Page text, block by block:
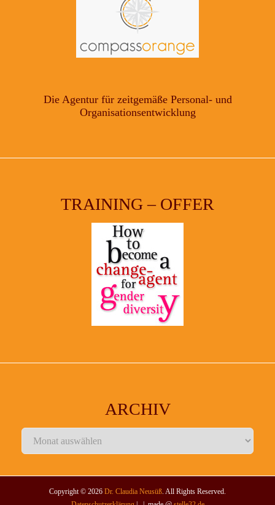
Die Agentur für zeitgemäße Personal- und
Organisationsentwicklung
TRAINING – OFFER
ARCHIV
Archiv
Copyright © 2026 Dr. Claudia Neusüß. All Rights Reserved.